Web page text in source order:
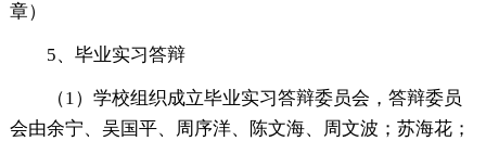
章）
5、毕业实习答辩
（1）学校组织成立毕业实习答辩委员会，答辩委员
会由余宁、吴国平、周序洋、陈文海、周文波；苏海花；